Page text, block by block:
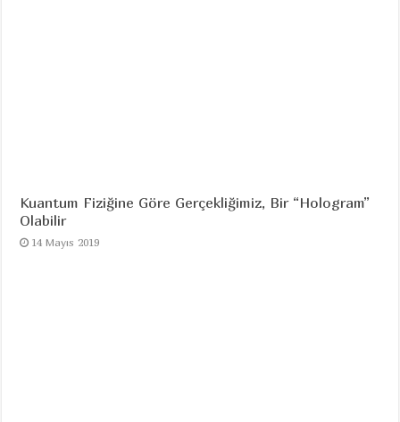
Kuantum Fiziğine Göre Gerçekliğimiz, Bir “Hologram”
Olabilir
14 Mayıs 2019